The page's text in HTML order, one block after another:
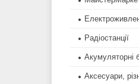
Радіостанції
Акумуляторні
Аксесуари,